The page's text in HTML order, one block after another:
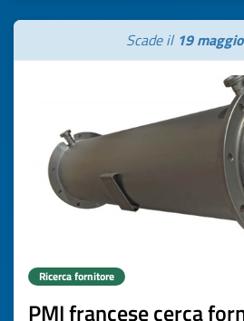
Scade il 19
Ricerca fornitore
PMI francese cerca